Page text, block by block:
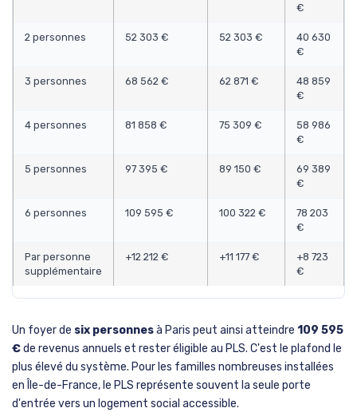
€
2 personnes 52 303 € 52 303 €
40 630
€
3 personnes 68 562 € 62 871 €
48 859
€
4 personnes 81 858 € 75 309 €
58 986
€
5 personnes 97 395 € 89 150 €
69 389
€
6 personnes 109 595 € 100 322 €
78 203
€
Par personne
supplémentaire
+12 212 € +11 177 €
+8 723
€
Un foyer de six personnesà Paris peut ainsi atteindre 109 595
€de revenus annuels et rester éligible au PLS. C'est le plafond le
plus élevé du système. Pour les familles nombreuses installées
en Île-de-France, le PLS représente souvent la seule porte
d'entrée vers un logement social accessible.